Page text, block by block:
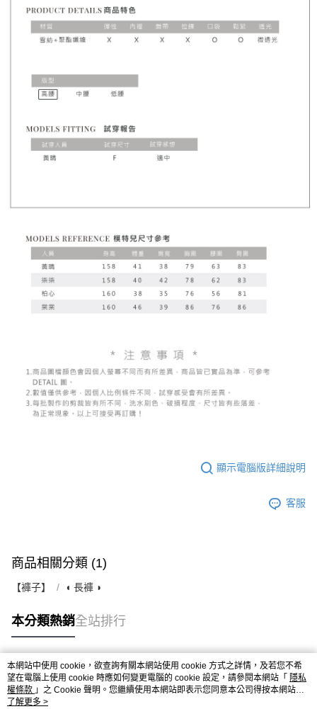
顯示電腦版詳細說明
客服
商品相關分類 (1)
【褲子】 ◖ 長褲 ◗
本分類熱銷全站排行
熱門標籤
本網站中使用 cookie，欲查詢有關本網站使用 cookie 方式之詳情，及若您不希
望在電腦上使用 cookie 時應如何變更電腦的 cookie 設定，請參閱本網站「 隱私
權條款 」之 Cookie 聲明。您繼續使用本網站即表示您同意本公司得按本網站使
用條款之 Cookie 聲明使用 cookie。
了解更多 >